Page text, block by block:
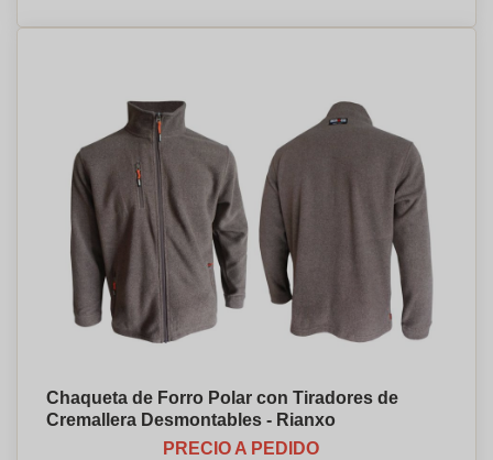
Chaqueta de Forro Polar con Tiradores de
Cremallera Desmontables - Rianxo
PRECIO A PEDIDO